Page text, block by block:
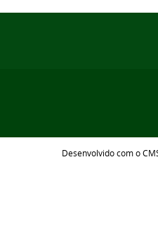
Desenvolvido com o